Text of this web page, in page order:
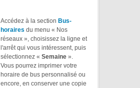
Accédez à la section Bus-
horaires du menu « Nos
réseaux », choisissez la ligne et
l'arrêt qui vous intéressent, puis
sélectionnez « Semaine ».
Vous pourrez imprimer votre
horaire de bus personnalisé ou
encore, en conserver une copie